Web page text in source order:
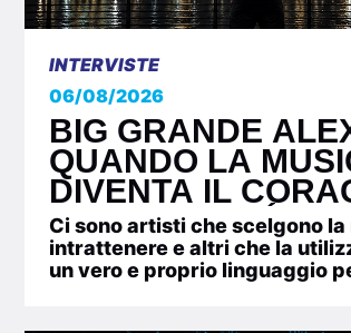
INTERVISTE
06/08/2026
BIG GRANDE
QUANDO LA
DIVENTA IL
DI ESSERE SÉ
Ci sono artisti che scelgono
intrattenere e altri che la
un vero e proprio linguaggio